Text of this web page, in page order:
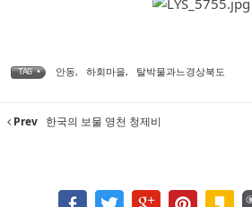
TAG • 안동, 하회마을, 탈박물과느경상북도
Prev 한국의 보물 영천 청제비